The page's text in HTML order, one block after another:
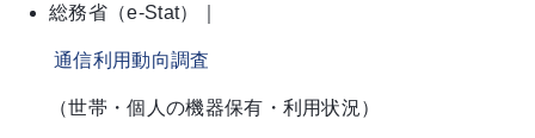
総務省（e-Stat）｜
通信利用動向調査
（世帯・個人の機器保有・利用状況）